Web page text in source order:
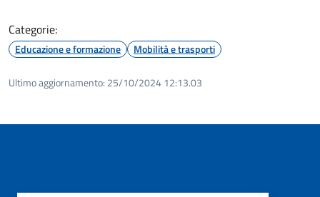
Categorie:
Educazione e formazione Mobilità e trasporti
Ultimo aggiornamento: 25/10/2024 12:13.03